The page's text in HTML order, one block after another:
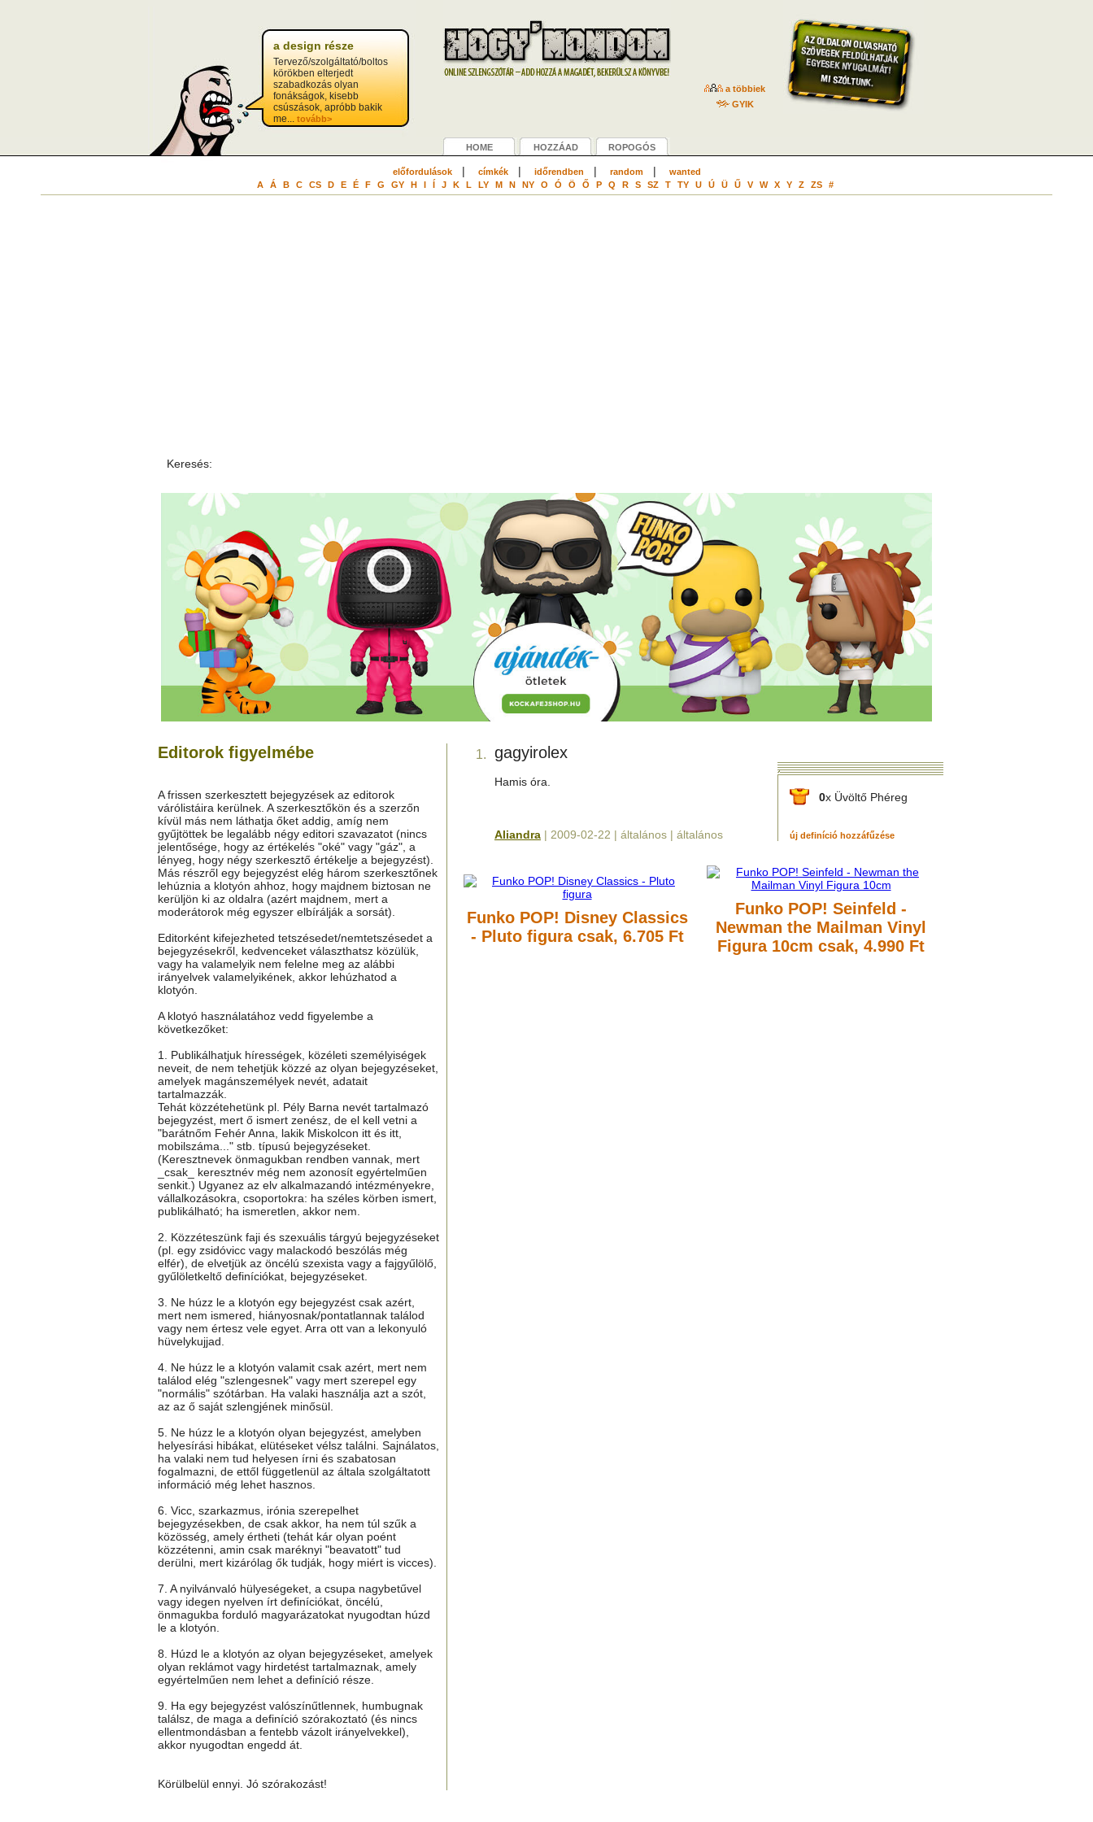
a design része
Tervező/szolgáltató/boltos
körökben elterjedt
szabadkozás olyan
fonákságok, kisebb
csúszások, apróbb bakik
me... tovább>
a többiek
GYIK
HOME HOZZÁAD ROPOGÓS
előfordulások| címkék| időrendben | random|
wanted
A
Á B C CS D E É F G GY H I Í J K L LY M N NY O Ó Ö Ő P Q R S SZ T TY U Ú Ü Ű V W X Y Z ZS #
Keresés:
Editorok figyelmébe
A frissen szerkesztett bejegyzések az editorok
várólistáira kerülnek. A szerkesztőkön és a szerzőn
kívül más nem láthatja őket addig, amíg nem
gyűjtöttek be legalább négy editori szavazatot (nincs
jelentősége, hogy az értékelés "oké" vagy "gáz", a
lényeg, hogy négy szerkesztő értékelje a bejegyzést).
Más részről egy bejegyzést elég három szerkesztőnek
lehúznia a klotyón ahhoz, hogy majdnem biztosan ne
kerüljön ki az oldalra (azért majdnem, mert a
moderátorok még egyszer elbírálják a sorsát).
Editorként kifejezheted tetszésedet/nemtetszésedet a
bejegyzésekről, kedvenceket választhatsz közülük,
vagy ha valamelyik nem felelne meg az alábbi
irányelvek valamelyikének, akkor lehúzhatod a
klotyón.
A klotyó használatához vedd figyelembe a
következőket:
1. Publikálhatjuk hírességek, közéleti személyiségek
neveit, de nem tehetjük közzé az olyan bejegyzéseket,
amelyek magánszemélyek nevét, adatait
tartalmazzák.
Tehát közzétehetünk pl. Pély Barna nevét tartalmazó
bejegyzést, mert ő ismert zenész, de el kell vetni a
"barátnőm Fehér Anna, lakik Miskolcon itt és itt,
mobilszáma..." stb. típusú bejegyzéseket.
(Keresztnevek önmagukban rendben vannak, mert
_csak_ keresztnév még nem azonosít egyértelműen
senkit.) Ugyanez az elv alkalmazandó intézményekre,
vállalkozásokra, csoportokra: ha széles körben ismert,
publikálható; ha ismeretlen, akkor nem.
2. Közzéteszünk faji és szexuális tárgyú bejegyzéseket
(pl. egy zsidóvicc vagy malackodó beszólás még
elfér), de elvetjük az öncélú szexista vagy a fajgyűlölő,
gyűlöletkeltő definíciókat, bejegyzéseket.
3. Ne húzz le a klotyón egy bejegyzést csak azért,
mert nem ismered, hiányosnak/pontatlannak találod
vagy nem értesz vele egyet. Arra ott van a lekonyuló
hüvelykujjad.
4. Ne húzz le a klotyón valamit csak azért, mert nem
találod elég "szlengesnek" vagy mert szerepel egy
"normális" szótárban. Ha valaki használja azt a szót,
az az ő saját szlengjének minősül.
5. Ne húzz le a klotyón olyan bejegyzést, amelyben
helyesírási hibákat, elütéseket vélsz találni. Sajnálatos,
ha valaki nem tud helyesen írni és szabatosan
fogalmazni, de ettől függetlenül az általa szolgáltatott
információ még lehet hasznos.
6. Vicc, szarkazmus, irónia szerepelhet
bejegyzésekben, de csak akkor, ha nem túl szűk a
közösség, amely értheti (tehát kár olyan poént
közzétenni, amin csak maréknyi "beavatott" tud
derülni, mert kizárólag ők tudják, hogy miért is vicces).
7. A nyilvánvaló hülyeségeket, a csupa nagybetűvel
vagy idegen nyelven írt definíciókat, öncélú,
önmagukba forduló magyarázatokat nyugodtan húzd
le a klotyón.
8. Húzd le a klotyón az olyan bejegyzéseket, amelyek
olyan reklámot vagy hirdetést tartalmaznak, amely
egyértelműen nem lehet a definíció része.
9. Ha egy bejegyzést valószínűtlennek, humbugnak
találsz, de maga a definíció szórakoztató (és nincs
ellentmondásban a fentebb vázolt irányelvekkel),
akkor nyugodtan engedd át.
Körülbelül ennyi. Jó szórakozást!
1. gagyirolex
Hamis óra.
0x Üvöltő Phéreg
Aliandra | 2009-02-22 | általános | általános új definíció hozzáfűzése
Funko POP! Disney Classics
- Pluto figuracsak, 6.705 Ft
Funko POP! Seinfeld -
Newman the Mailman Vinyl
Figura 10cm csak, 4.990 Ft